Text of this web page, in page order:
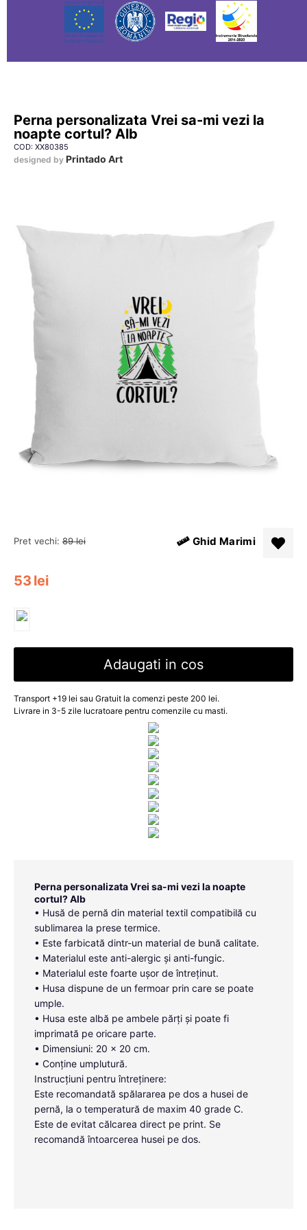
Perna personalizata Vrei sa-mi vezi la
noapte cortul? Alb
COD: XX80385
designed by Printado Art
Pret vechi: 89 lei
53 lei
Ghid Marimi
Adaugati in cos
Transport +19 lei sau Gratuit la comenzi peste 200 lei.
Livrare in 3-5 zile lucratoare pentru comenzile cu masti.
Perna personalizata Vrei sa-mi vezi la noapte
cortul? Alb
• Husă de pernă din material textil compatibilă cu
sublimarea la prese termice.
• Este farbicată dintr-un material de bună calitate.
• Materialul este anti-alergic și anti-fungic.
• Materialul este foarte ușor de întreținut.
• Husa dispune de un fermoar prin care se poate
umple.
• Husa este albă pe ambele părți și poate fi
imprimată pe oricare parte.
• Dimensiuni: 20 x 20 cm.
• Conține umplutură.
Instrucțiuni pentru întreținere:
Este recomandată spălararea pe dos a husei de
pernă, la o temperatură de maxim 40 grade C.
Este de evitat călcarea direct pe print. Se
recomandă întoarcerea husei pe dos.